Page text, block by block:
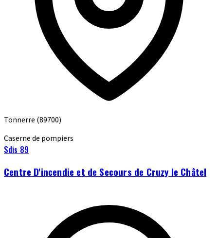
Tonnerre (89700)
Caserne de pompiers
Sdis 89
Centre D'incendie et de Secours de Cruzy le Châtel